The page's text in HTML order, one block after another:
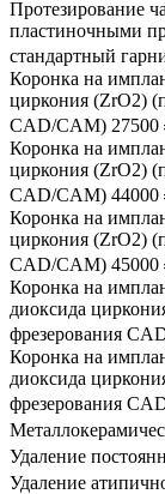
Протезирование
пластиночными
стандартный
Коронка на
циркония (ZrO2)
CAD/CAM) 27500
Коронка на
циркония (ZrO2)
CAD/CAM) 44000
Коронка на
циркония (ZrO2)
CAD/CAM) 45000
Коронка на
диоксида
фрезерования
Коронка на
диоксида
фрезерования
Удаление
Удаление